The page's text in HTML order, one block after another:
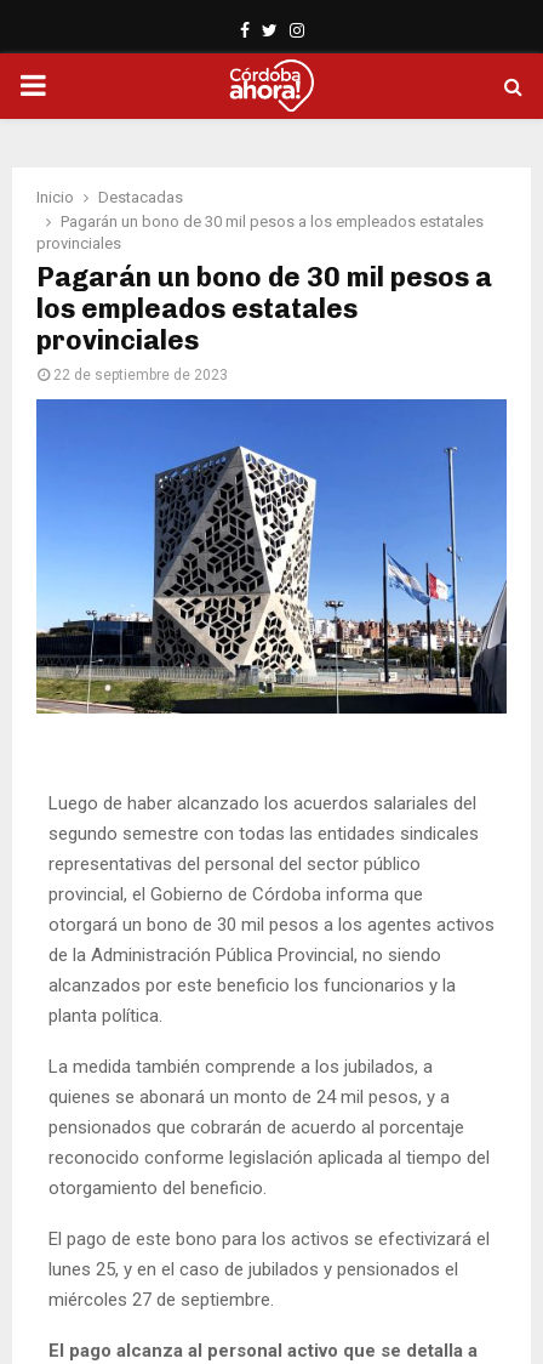
Facebook
TwitterInstagram
PRIMARY
Inicio
Destacadas
Pagarán un bono de 30 mil pesos a los empleados estatales
provinciales
Pagarán un bono de 30 mil pesos a
los empleados estatales
provinciales
22 de septiembre de 2023
Luego de haber alcanzado los acuerdos salariales del
segundo semestre con todas las entidades sindicales
representativas del personal del sector público
provincial, el Gobierno de Córdoba informa que
otorgará un bono de 30 mil pesos a los agentes activos
de la Administración Pública Provincial, no siendo
alcanzados por este beneficio los funcionarios y la
planta política.
La medida también comprende a los jubilados, a
quienes se abonará un monto de 24 mil pesos, y a
pensionados que cobrarán de acuerdo al porcentaje
reconocido conforme legislación aplicada al tiempo del
otorgamiento del beneficio.
El pago de este bono para los activos se efectivizará el
lunes 25, y en el caso de jubilados y pensionados el
miércoles 27 de septiembre.
El pago alcanza al personal activo que se detalla a